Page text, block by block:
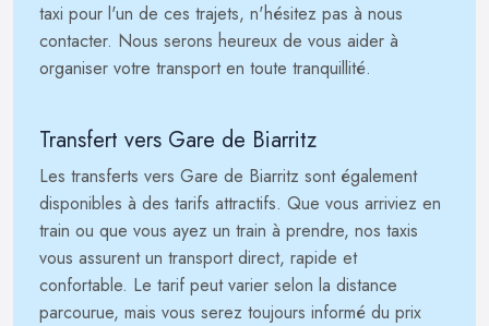
taxi pour l'un de ces trajets, n'hésitez pas à nous
contacter. Nous serons heureux de vous aider à
organiser votre transport en toute tranquillité.
Transfert vers Gare de Biarritz
Les transferts vers Gare de Biarritz sont également
disponibles à des tarifs attractifs. Que vous arriviez en
train ou que vous ayez un train à prendre, nos taxis
vous assurent un transport direct, rapide et
confortable. Le tarif peut varier selon la distance
parcourue, mais vous serez toujours informé du prix